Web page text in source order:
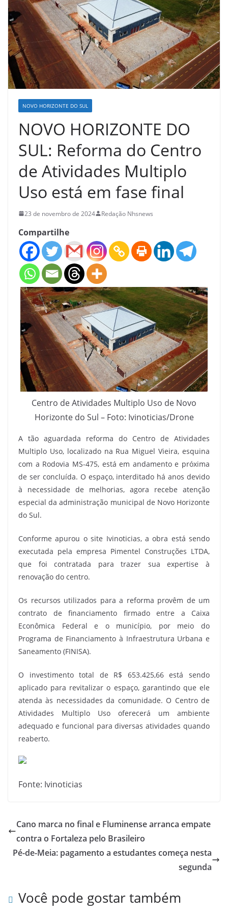
NOVO HORIZONTE DO SUL
NOVO HORIZONTE DO
SUL: Reforma do Centro
de Atividades Multiplo
Uso está em fase final
23 de novembro de 2024 Redação Nhsnews
Compartilhe
Centro de Atividades Multiplo Uso de Novo
Horizonte do Sul – Foto: Ivinoticias/Drone
A tão aguardada reforma do Centro de Atividades
Multiplo Uso, localizado na Rua Miguel Vieira, esquina
com a Rodovia MS-475, está em andamento e próxima
de ser concluída. O espaço, interditado há anos devido
à necessidade de melhorias, agora recebe atenção
especial da administração municipal de Novo Horizonte
do Sul.
Conforme apurou o site Ivinoticias, a obra está sendo
executada pela empresa Pimentel Construções LTDA,
que foi contratada para trazer sua expertise à
renovação do centro.
Os recursos utilizados para a reforma provêm de um
contrato de financiamento firmado entre a Caixa
Econômica Federal e o município, por meio do
Programa de Financiamento à Infraestrutura Urbana e
Saneamento (FINISA).
O investimento total de R$ 653.425,66 está sendo
aplicado para revitalizar o espaço, garantindo que ele
atenda às necessidades da comunidade. O Centro de
Atividades Multiplo Uso oferecerá um ambiente
adequado e funcional para diversas atividades quando
reaberto.
Fonte: Ivinoticias
Cano marca no final e Fluminense arranca empate
contra o Fortaleza pelo Brasileiro
Pé-de-Meia: pagamento a estudantes começa nesta
segunda
Você pode gostar também